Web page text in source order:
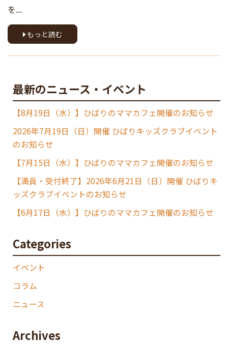
を...
もっと読む
最新のニュース・イベント
【8月19日（水）】ひばりのママカフェ開催のお知らせ
2026年7月19日（日）開催 ひばりキッズクラブイベント
のお知らせ
【7月15日（水）】ひばりのママカフェ開催のお知らせ
【満員・受付終了】2026年6月21日（日）開催 ひばりキ
ッズクラブイベントのお知らせ
【6月17日（水）】ひばりのママカフェ開催のお知らせ
Categories
イベント
コラム
ニュース
Archives